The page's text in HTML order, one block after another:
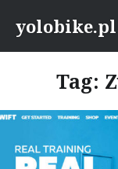
yolobike.pl
Tag: